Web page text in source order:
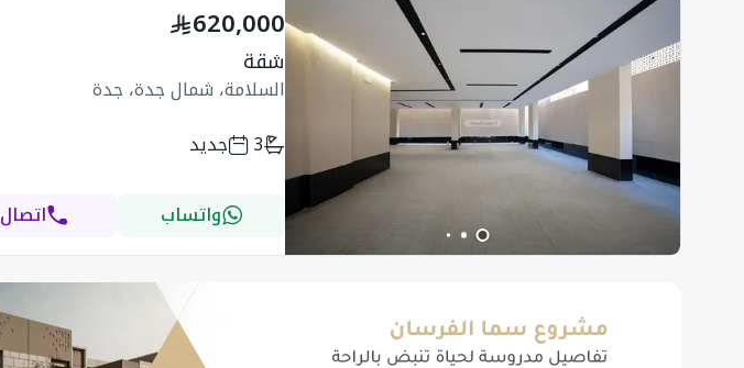
620,000
شقة
السلامة، شمال جدة، جدة
3
جديد
واتساب اتصال